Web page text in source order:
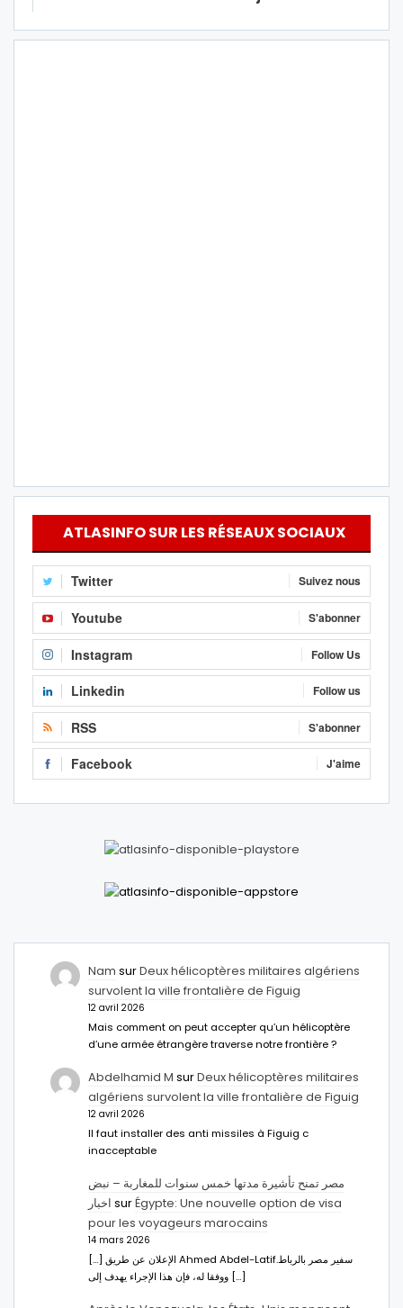
ATLASINFO SUR LES RÉSEAUX SOCIAUX
Twitter Suivez nous
Youtube S'abonner
Instagram Follow Us
Linkedin Follow us
RSS S'abonner
Facebook J'aime
Nam surDeux hélicoptères militaires algériens
survolent la ville frontalière de Figuig
12 avril 2026
Mais comment on peut accepter qu’un hélicoptère
d’une armée étrangère traverse notre frontière ?
Abdelhamid M surDeux hélicoptères militaires
algériens survolent la ville frontalière de Figuig
12 avril 2026
Il faut installer des anti missiles à Figuig c
inacceptable
مصر تمنح تأشيرة مدتها خمس سنوات للمغاربة – نبض
اخبار surÉgypte: Une nouvelle option de visa
pour les voyageurs marocains
14 mars 2026
[…] الإعلان عن طريق Ahmed Abdel-Latifسفير مصر بالرباط.
ووفقا له، فإن هذا الإجراء يهدف إلى […]